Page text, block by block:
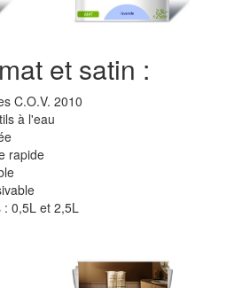
et satin :
C.O.V. 2010
à l'eau
rapide
: 0,5L et 2,5L